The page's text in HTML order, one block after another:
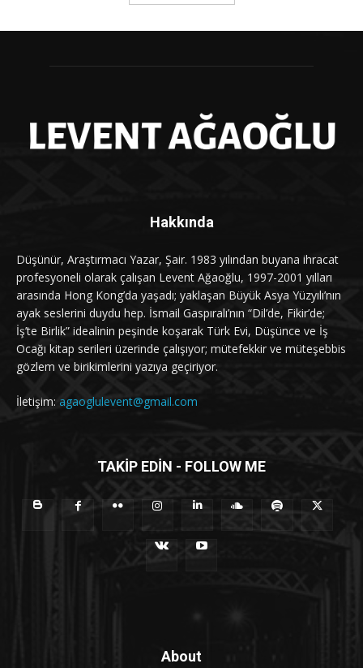
Hakkında
Düşünür, Araştırmacı Yazar, Şair. 1983 yılından buyana ihracat
profesyoneli olarak çalışan Levent Ağaoğlu, 1997-2001 yılları
arasında Hong Kong’da yaşadı; yaklaşan Büyük Asya Yüzyılı’nın
ayak seslerini duydu hep. İsmail Gaspıralı’nın “Dil’de, Fikir’de;
İş’te Birlik” idealinin peşinde koşarak Türk Evi, Düşünce ve İş
Ocağı kitap serileri üzerinde çalışıyor; mütefekkir ve müteşebbis
gözlem ve birikimlerini yazıya geçiriyor.
İletişim: agaoglulevent@gmail.com
TAKİP EDİN - FOLLOW ME
About